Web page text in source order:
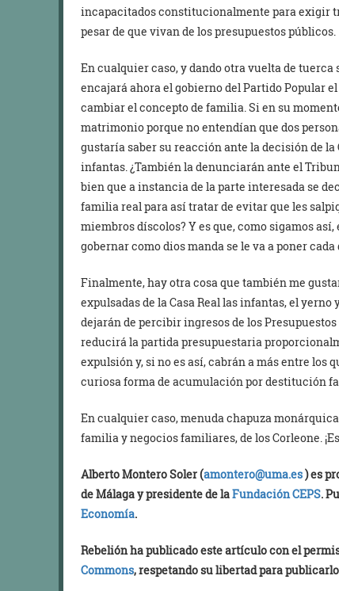
incapacitados constitucionalmente para exigir
pesar de que vivan de los presupuestos públicos.
En cualquier caso, y dando otra vuelta de tuerca
encajará ahora el gobierno del Partido Popular
cambiar el concepto de familia. Si en su
matrimonio porque no entendían que dos
gustaría saber su reacción ante la decisión de
infantas. ¿También la denunciarán ante el
bien que a instancia de la parte interesada se
familia real para así tratar de evitar que les
miembros díscolos? Y es que, como sigamos
gobernar como dios manda se le va a poner
Finalmente, hay otra cosa que también me
expulsadas de la Casa Real las infantas, el
dejarán de percibir ingresos de los
reducirá la partida presupuestaria
expulsión y, si no es así, cabrán a más entre los
curiosa forma de acumulación por destitución
En cualquier caso, menuda chapuza
familia y negocios familiares, de los Corleone.
Alberto Montero Soler (amontero@uma.es) es
de Málaga y presidente de laFundación CEPS.
Economía.
Rebelión ha publicado este artículo con el
Commons, respetando su libertad para